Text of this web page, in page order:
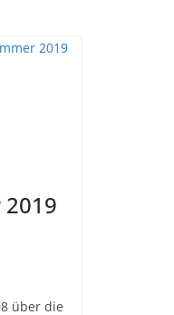
über die